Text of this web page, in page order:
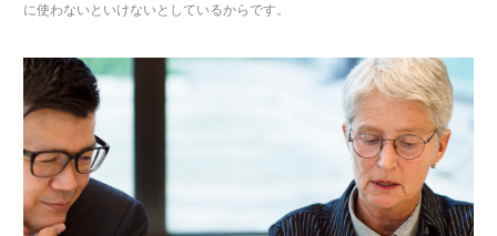
に使わないといけないとしているからです。